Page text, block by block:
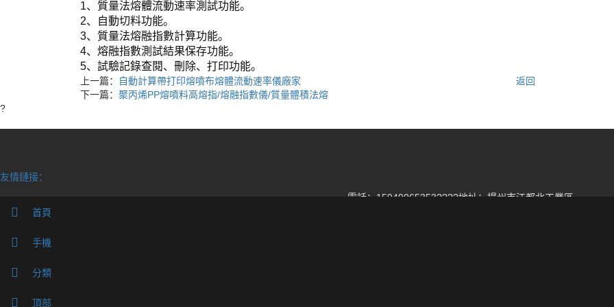
1、質量法熔體流動速率測試功能。
2、自動切料功能。
3、質量法熔融指數計算功能。
4、熔融指數測試結果保存功能。
5、試驗記錄查閱、刪除、打印功能。
上一篇：
自動計算帶打印熔噴布熔體流動速率儀廠家
下一篇： 聚丙烯PP熔噴料高熔指/熔融指數儀/質量體積法熔
返回
?
首頁
手機
分類
頂部
友情鏈接：
電話：15949065353????地址：揚州市江都北工業區